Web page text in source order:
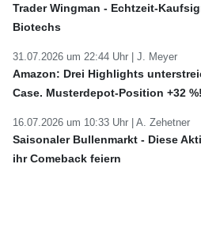
Trader Wingman - Echtzeit-
Biotechs
31.07.2026 um 22:44 Uhr | J. Meyer
Amazon: Drei Highlights
Case. Musterdepot-Position +32 %!
16.07.2026 um 10:33 Uhr | A. Zehetner
Saisonaler Bullenmarkt - Diese
ihr Comeback feiern